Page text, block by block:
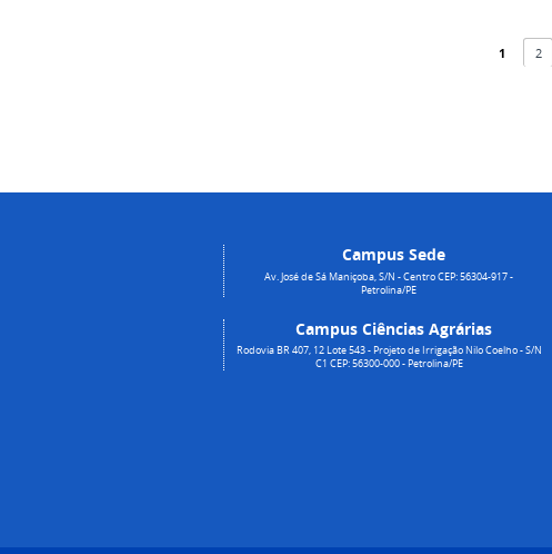
1 2
Campus Sede
Av. José de Sá Maniçoba, S/N - Centro CEP: 56304-917 -
Petrolina/PE
Campus Ciências Agrárias
Rodovia BR 407, 12 Lote 543 - Projeto de Irrigação Nilo Coelho - S/N
C1 CEP: 56300-000 - Petrolina/PE